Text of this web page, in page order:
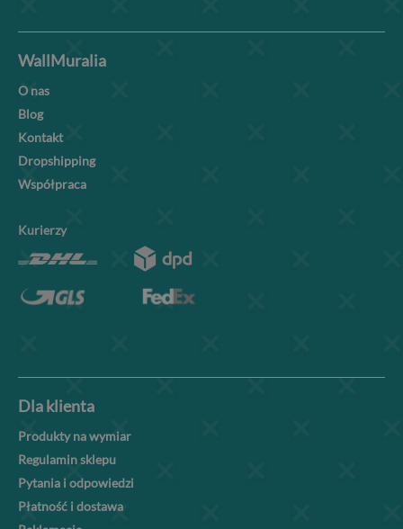
WallMuralia
O nas
Blog
Kontakt
Dropshipping
Współpraca
Kurierzy
Dla klienta
Produkty na wymiar
Regulamin sklepu
Pytania i odpowiedzi
Płatność i dostawa